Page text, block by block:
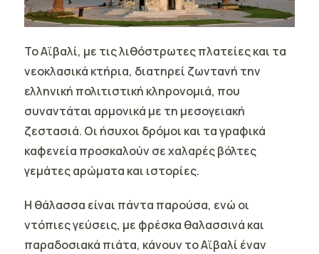
Το Αϊβαλί, με τις λιθόστρωτες πλατείες και τα
νεοκλασικά κτήρια, διατηρεί ζωντανή την
ελληνική πολιτιστική κληρονομιά, που
συναντάται αρμονικά με τη μεσογειακή
ζεστασιά. Οι ήσυχοι δρόμοι και τα γραφικά
καφενεία προσκαλούν σε χαλαρές βόλτες
γεμάτες αρώματα και ιστορίες.
Η θάλασσα είναι πάντα παρούσα, ενώ οι
ντόπιες γεύσεις, με φρέσκα θαλασσινά και
παραδοσιακά πιάτα, κάνουν το Αϊβαλί έναν